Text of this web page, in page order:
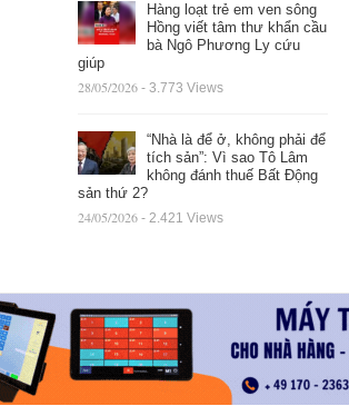
Hàng loạt trẻ em ven sông
Hồng viết tâm thư khẩn cầu
bà Ngô Phương Ly cứu
giúp
28/05/2026 - 3.773 Views
“Nhà là để ở, không phải để
tích sản”: Vì sao Tô Lâm
không đánh thuế Bất Động
sản thứ 2?
24/05/2026 - 2.421 Views